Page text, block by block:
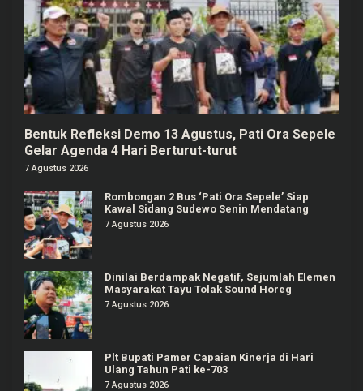
Bentuk Refleksi Demo 13 Agustus, Pati Ora Sepele
Gelar Agenda 4 Hari Berturut-turut
7 Agustus 2026
Rombongan 2 Bus ‘Pati Ora Sepele’ Siap
Kawal Sidang Sudewo Senin Mendatang
7 Agustus 2026
Dinilai Berdampak Negatif, Sejumlah Elemen
Masyarakat Tayu Tolak Sound Horeg
7 Agustus 2026
Plt Bupati Pamer Capaian Kinerja di Hari
Ulang Tahun Pati ke-703
7 Agustus 2026